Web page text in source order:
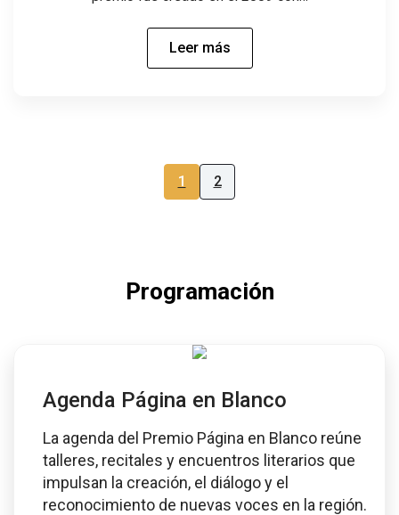
Leer más
1 2
Programación
Agenda Página en Blanco
La agenda del Premio Página en Blanco reúne
talleres, recitales y encuentros literarios que
impulsan la creación, el diálogo y el
reconocimiento de nuevas voces en la región.